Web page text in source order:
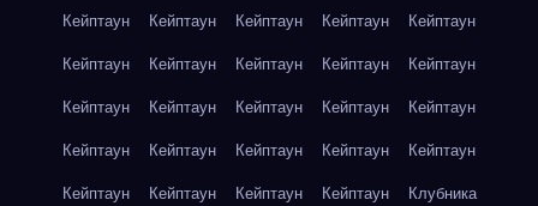
Кейптаун
Кейптаун Кейптаун Кейптаун
Кейптаун
Кейптаун
Кейптаун Кейптаун Кейптаун
Кейптаун
Кейптаун
Кейптаун Кейптаун Кейптаун
Кейптаун
Кейптаун
Кейптаун Кейптаун Кейптаун
Кейптаун
Кейптаун
Кейптаун Кейптаун Кейптаун
Клубника